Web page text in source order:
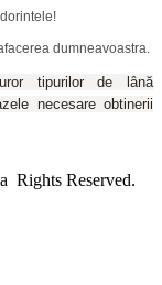
dumneavoastra.
tipurilor de lână
necesare obtinerii
Rights Reserved.